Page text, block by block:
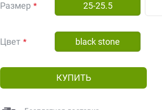
Размер 25-25.5
Цвет black stone
КУПИТЬ